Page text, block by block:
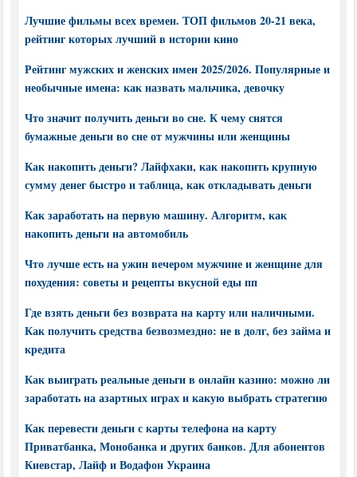
Лучшие фильмы всех времен. ТОП фильмов 20-21 века,
рейтинг которых лучший в истории кино
Рейтинг мужских и женских имен 2025/2026. Популярные и
необычные имена: как назвать мальчика, девочку
Что значит получить деньги во сне. К чему снятся
бумажные деньги во сне от мужчины или женщины
Как накопить деньги? Лайфхаки, как накопить крупную
сумму денег быстро и таблица, как откладывать деньги
Как заработать на первую машину. Алгоритм, как
накопить деньги на автомобиль
Что лучше есть на ужин вечером мужчине и женщине для
похудения: советы и рецепты вкусной еды пп
Где взять деньги без возврата на карту или наличными.
Как получить средства безвозмездно: не в долг, без займа и
кредита
Как выиграть реальные деньги в онлайн казино: можно ли
заработать на азартных играх и какую выбрать стратегию
Как перевести деньги с карты телефона на карту
Приватбанка, Монобанка и других банков. Для абонентов
Киевстар, Лайф и Водафон Украина